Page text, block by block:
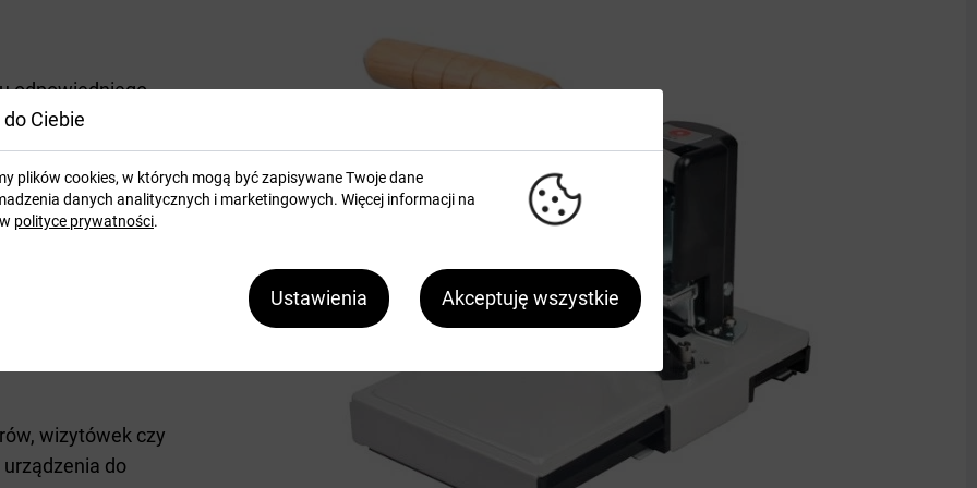
odpowiedniego
zaokrąglacza
proces, tak jak w
i prosty. Obróbka
kartonu) pod
wykrojnika
wizytówek czy
do
Ciebie
plików cookies, w których mogą być zapisywane Twoje dane
danych analitycznych i marketingowych. Więcej informacji na
polityce prywatności.
Ustawienia Akceptuję wszystkie